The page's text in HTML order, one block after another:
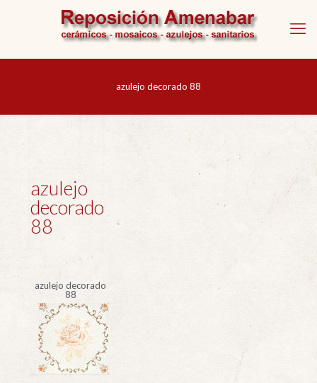
azulejo decorado 88
azulejo
decorado
88
azulejo decorado
88